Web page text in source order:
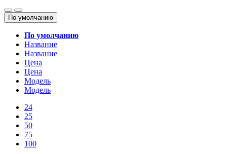
По умолчанию
По умолчанию
Название
Название
Цена
Цена
Модель
Модель
24
25
50
75
100